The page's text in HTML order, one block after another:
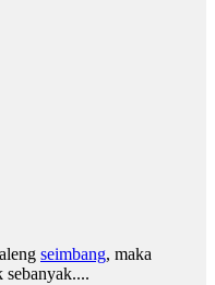
seimbang, maka
sebanyak....